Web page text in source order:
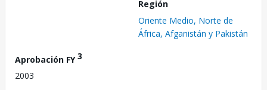
Región
Oriente Medio, Norte de
África, Afganistán y Pakistán
Aprobación FY3
2003